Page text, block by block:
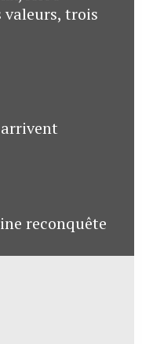
trois
reconquête